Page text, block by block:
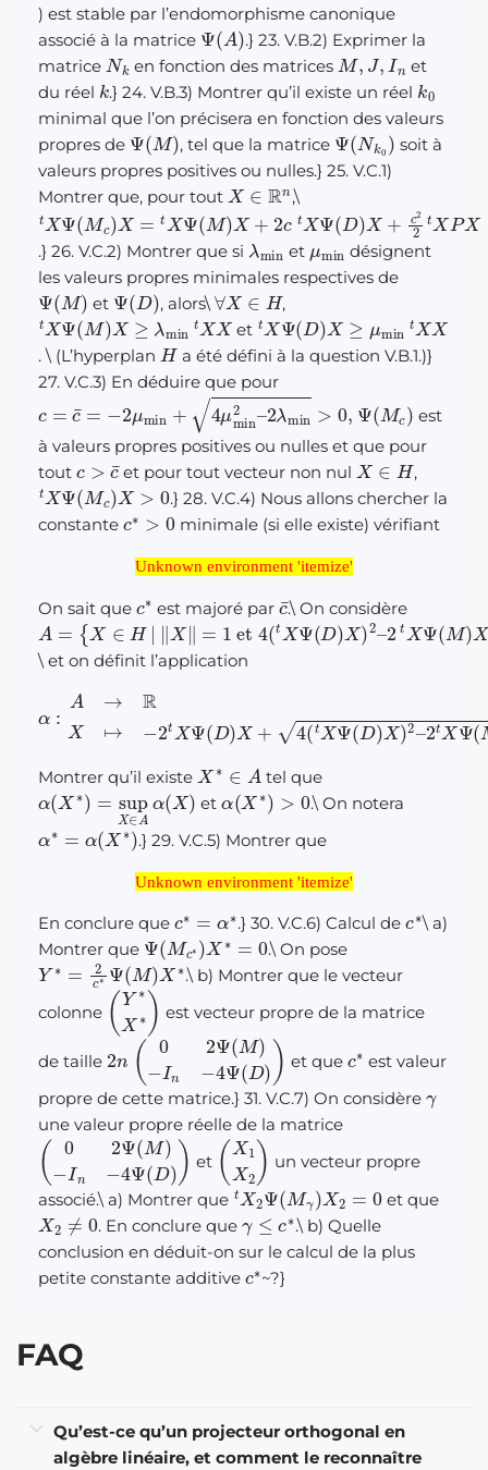
) est stable par l’endomorphisme canonique
associé à la matrice
Ψ ( A)
.} 23. V.B.2) Exprimer la
matrice
Nk
en fonction des matrices
M, ,I n
et
du réel
k
.} 24. V.B.3) Montrer qu’il existe un réel
k
minimal que l’on précisera en fonction des valeurs
propres de
Ψ (M)
, tel que la matrice
Ψ (Nk 0
soit à
valeurs propres positives ou nulles.} 25. V.C.1)
Montrer que, pour tout
X∈ Rn
,\
tXΨ (Mc )X= tXΨ(M)X+ 2c X Ψ(D)X+c 22 PX
.} 26. V.C.2) Montrer que si
λ min
et
min
désignent
les valeurs propres minimales respectives de
Ψ (M)
et
Ψ(D)
, alors\
∀X∈ H
,
tXΨ (M)X≥λ min XX
et
tXΨ (D) X≥ μ XX
.\ (L’hyperplan
H
a été défini à la question V.B.1.)}
27. V.C.3) En déduire que pour
¯ μmin min2–2λmin 0, Ψ (Mc)
est
à valeurs propres positives ou nulles et que pour
tout
¯
et pour tout vecteur non nul
X∈ H
,
tXΨ (Mc ) X> 0
.} 28. V.C.4) Nous allons chercher la
constante
c∗ 0
minimale (si elle existe) vérifiant
Unknown environment 'itemize'
Unknown environment 'itemize'
On sait que
c∗
est majoré par
c¯
.\ On considère
A=
{X∈H| ‖X‖=1 et4(tXΨ( D)X)2–
2tXΨ(M)X>0 }
\ et on définit l’application
α → X↦
Montrer qu’il existe
X∗ A
tel que
α (X∗)= supX∈Aα(X
et
α(X∗)> 0
.\On notera
∗ X∗)
.} 29. V.C.5) Montrer que
Unknown environment 'itemize'
Unknown environment 'itemize'
En conclure que
∗ ∗
.} 30. V.C.6) Calcul de
∗
\a)
Montrer que
Ψ (Mc ∗)X ∗ 0
.\On pose
Y∗ c∗Ψ(M )X∗
.\ b) Montrer que le vecteur
colonne
(Y∗X∗
est vecteur propre de la matrice
de taille
2 (0 2Ψ )
−I n− (D))
et que
c∗
est valeur
propre de cette matrice.} 31. V.C.7) On considère
une valeur propre réelle de la matrice
(0 2Ψ )
−I n− (D))
et
(X1X 2
un vecteur propre
associé.\ a) Montrer que
tX2Ψ (Mγ ) X2
et que
X2 0
. En conclure que
≤ c ∗
.\b) Quelle
conclusion en déduit-on sur le calcul de la plus
petite constante additive
∗
~?}
FAQ
Qu’est-ce qu’un projecteur orthogonal en
algèbre linéaire, et comment le reconnaître